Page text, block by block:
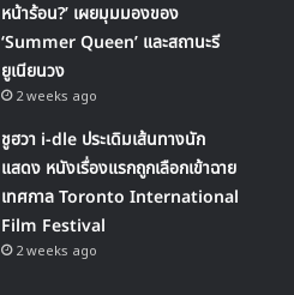
หน้าร้อน?’ เผยมุมมองของ
‘Summer Queen’ และสถานะรี
ยูเนียนวง
2 weeks ago
ชูฮวา i-dle ประเดิมเส้นทางนัก
แสดง หนังเรื่องแรกถูกเลือกเข้าฉาย
เทศกาล Toronto International
Film Festival
2 weeks ago